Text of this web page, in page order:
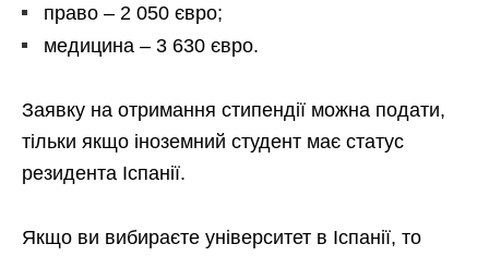
право – 2 050 євро;
медицина – 3 630 євро.
Заявку на отримання стипендії можна подати,
тільки якщо іноземний студент має статус
резидента Іспанії.
Якщо ви вибираєте університет в Іспанії, то